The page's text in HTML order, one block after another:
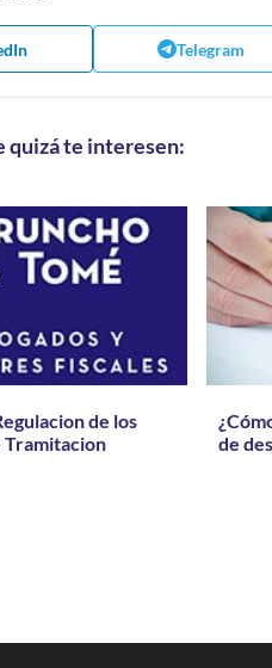
Telegram
quizá te interesen:
de los
Tramitacion
de